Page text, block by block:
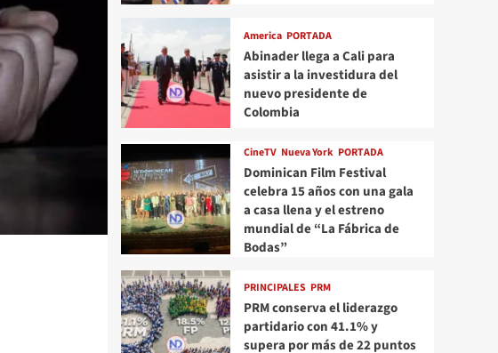
America PORTADA
Abinader llega a Cali para
asistir a la investidura del
nuevo presidente de
Colombia
CineTV Nueva York PORTADA
Dominican Film Festival
celebra 15 años con una gala
a casa llena y el estreno
mundial de “La Fábrica de
Bodas”
PRINCIPALES PRM
PRM conserva el liderazgo
partidario con 41.1% y
supera por más de 22 puntos